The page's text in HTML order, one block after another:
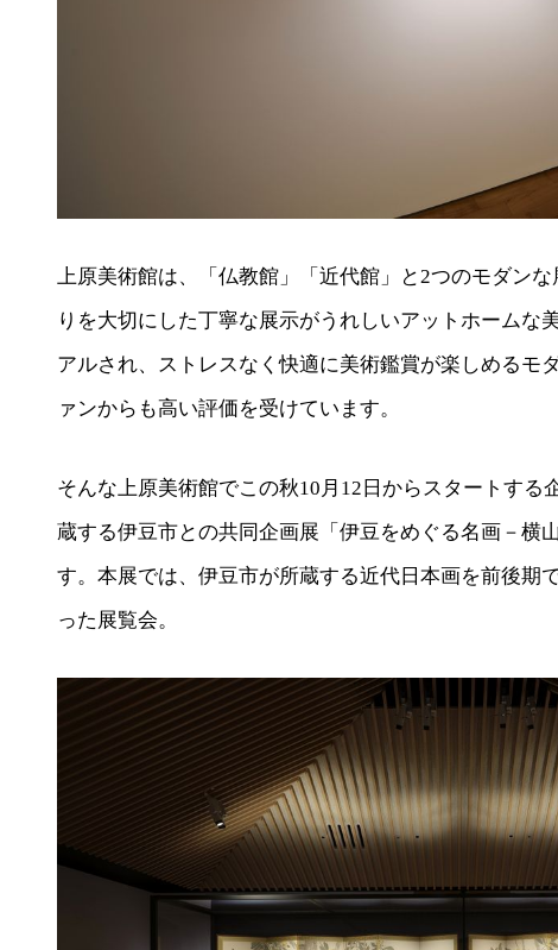
上原美術館は、「仏教館」「近代館」と2つのモダン
りを大切にした丁寧な展示がうれしいアットホームな
アルされ、ストレスなく快適に美術鑑賞が楽しめるモ
ァンからも高い評価を受けています。
そんな上原美術館でこの秋10月12日からスタートする
蔵する伊豆市との共同企画展「伊豆をめぐる名画－横
す。本展では、伊豆市が所蔵する近代日本画を前後期
った展覧会。